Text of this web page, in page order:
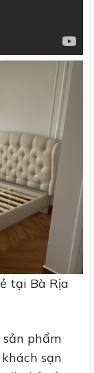
tại Bà Rịa
sản phẩm
sạn